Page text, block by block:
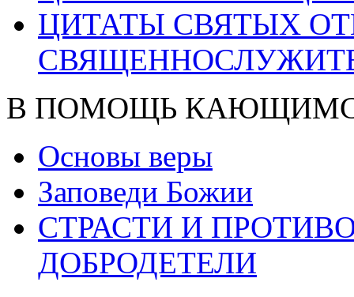
ЦИТАТЫ СВЯТЫХ
В ПОМОЩЬ
Основы веры
Заповеди Божии
СТРАСТИ И
ДОБРОДЕТЕЛИ